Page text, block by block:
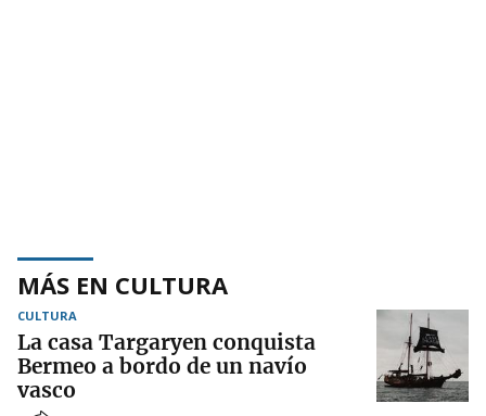
MÁS EN CULTURA
CULTURA
La casa Targaryen conquista
Bermeo a bordo de un navío
vasco